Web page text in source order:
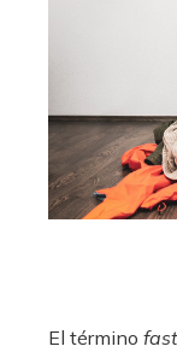
El término